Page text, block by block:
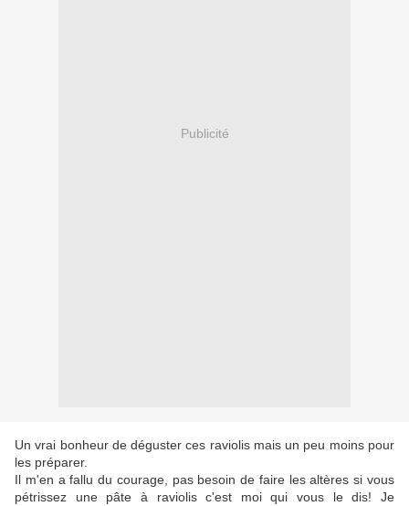
Publicité
Un vrai bonheur de déguster ces raviolis mais un peu moins pour
les préparer.
Il m'en a fallu du courage, pas besoin de faire les altères si vous
pétrissez une pâte à raviolis c'est moi qui vous le dis! Je